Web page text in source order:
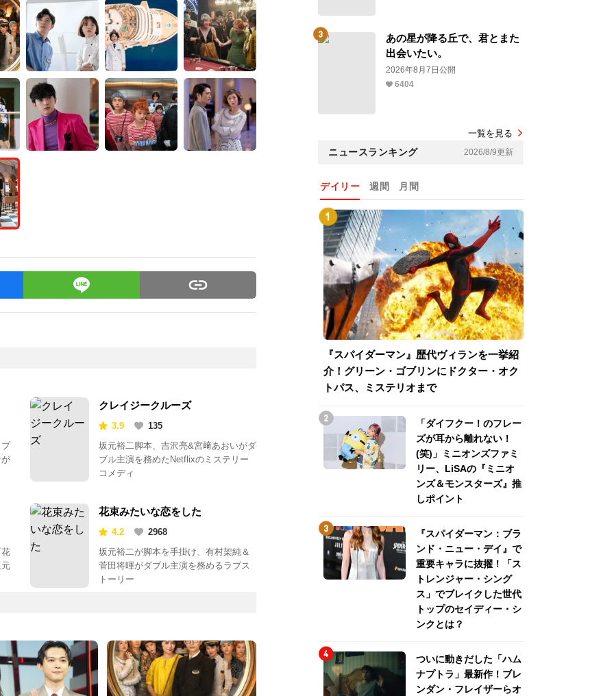
クレイジークルーズ
3.9
135
坂元裕二脚本、吉沢亮&宮﨑あおいがダ
ブル主演を務めたNetflixのミステリー
コメディ
花束みたいな恋をした
4.2
2968
坂元裕二が脚本を手掛け、有村架純＆
菅田将暉がダブル主演を務めるラブス
トーリー
あの星が降る丘で、君とまた
出会いたい。
2026年8月7日公開
6404
一覧を見る
ニュースランキング 2026/8/9更新
デイリー 週間 月間
『スパイダーマン』歴代ヴィランを一挙紹
介！グリーン・ゴブリンにドクター・オク
トパス、ミステリオまで
「ダイフクー！のフレー
ズが耳から離れない！
(笑)」ミニオンズファミ
リー、LiSAの『ミニオ
ンズ＆モンスターズ』推
しポイント
『スパイダーマン：ブラ
ンド・ニュー・デイ』で
重要キャラに抜擢！「ス
トレンジャー・シング
ス」でブレイクした世代
トップのセイディー・シ
ンクとは？
ついに動きだした「ハム
ナプトラ」最新作！ブレ
ンダン・フレイザーらオ